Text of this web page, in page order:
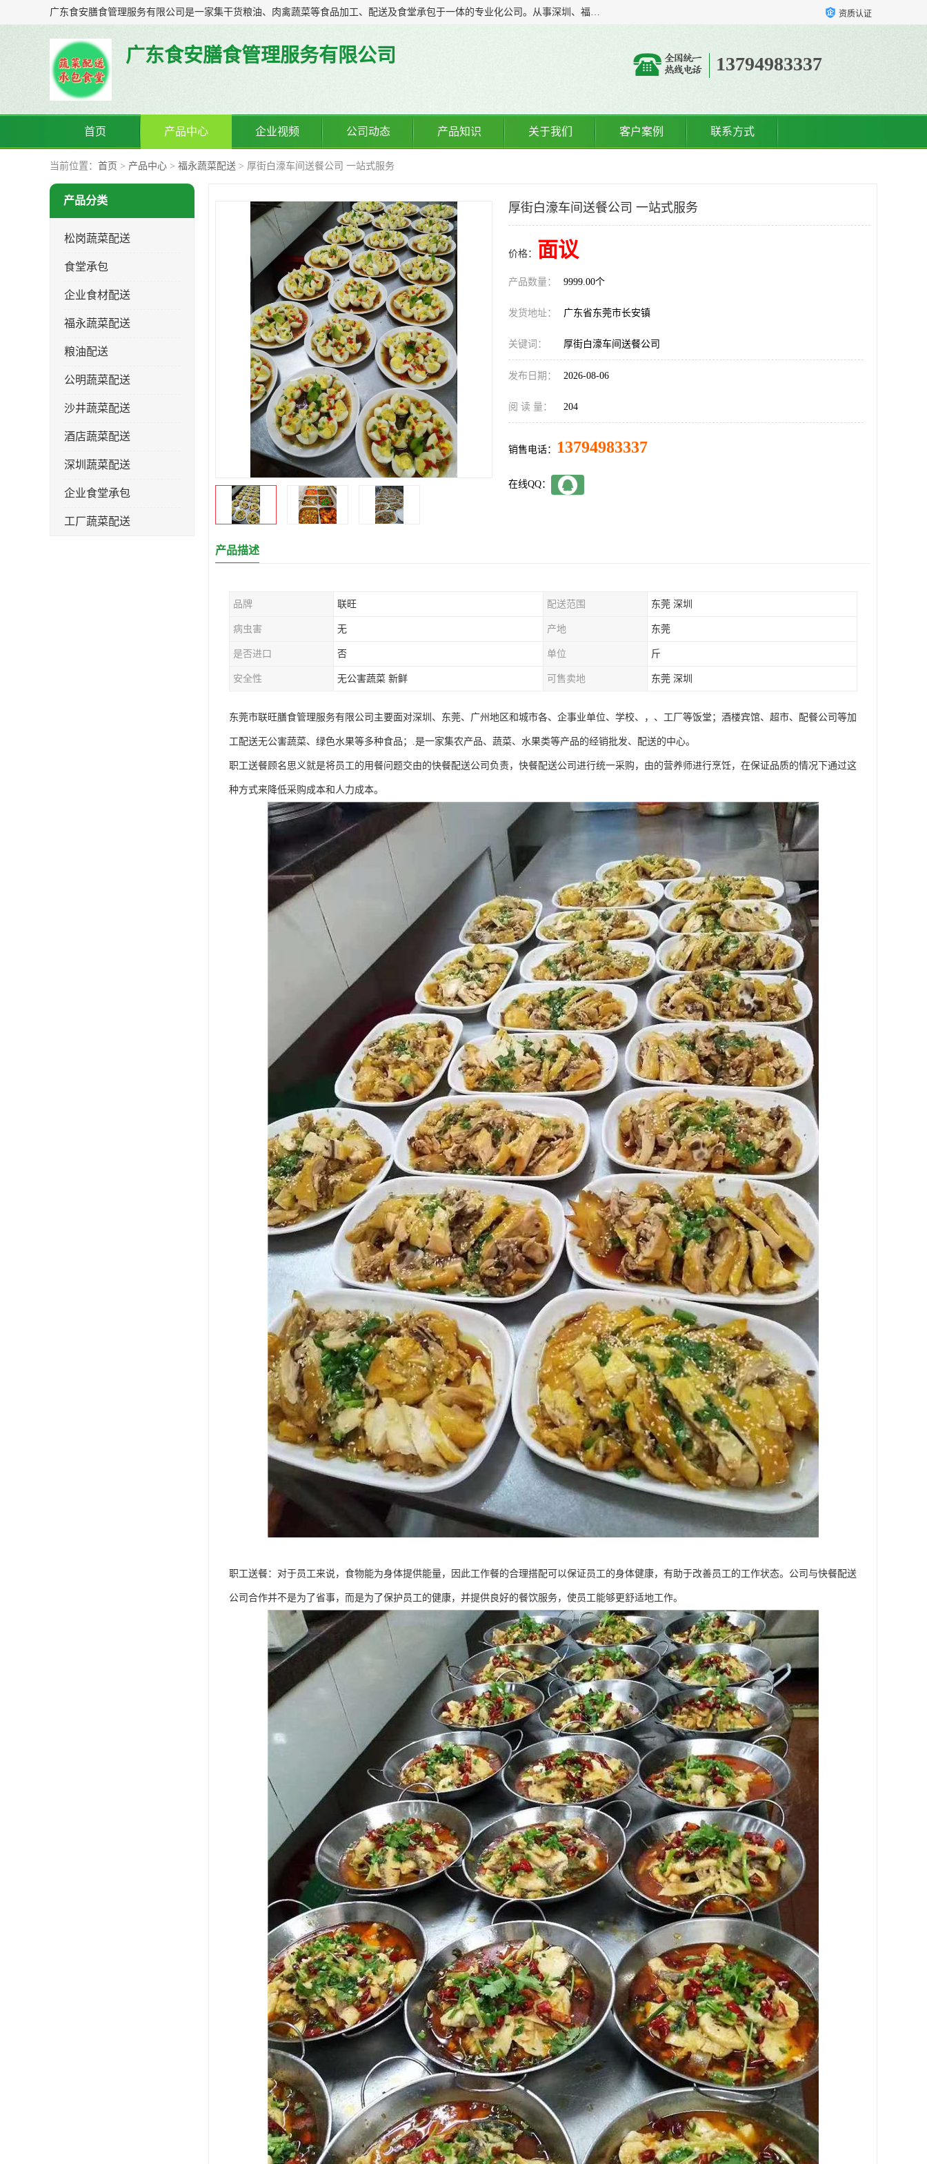
广东食安膳食管理服务有限公司是一家集干货粮油、肉禽蔬菜等食品加工、配送及食堂承包于一体的专业化公司。从事深圳、福永、公明、沙井、松岗等地区的蔬菜配送服务。 专业的服务队伍，以及完善的服务机制，经过多年的努力拼搏，赢得了广大客户的信赖和支持。 资质认证
广东食安膳食管理服务有限公司 13794983337
首页 产品中心 企业视频 公司动态 产品知识 关于我们 客户案例 联系方式
当前位置： 首页 > 产品中心 > 福永蔬菜配送 > 厚街白濠车间送餐公司 一站式服务
产品分类
松岗蔬菜配送
食堂承包
企业食材配送
福永蔬菜配送
粮油配送
公明蔬菜配送
沙井蔬菜配送
酒店蔬菜配送
深圳蔬菜配送
企业食堂承包
工厂蔬菜配送
厚街白濠车间送餐公司 一站式服务
价格： 面议
产品数量： 9999.00个
发货地址： 广东省东莞市长安镇
关键词： 厚街白濠车间送餐公司
发布日期： 2026-08-06
阅 读 量： 204
销售电话： 13794983337
在线QQ：
产品描述
品牌 联旺 配送范围 东莞 深圳
病虫害 无 产地 东莞
是否进口 否 单位 斤
安全性 无公害蔬菜 新鲜 可售卖地 东莞 深圳
东莞市联旺膳食管理服务有限公司主要面对深圳、东莞、广州地区和城市各、企事业单位、学校、，、工厂等饭堂；酒楼宾馆、超市、配餐公司等加
工配送无公害蔬菜、绿色水果等多种食品；.是一家集农产品、蔬菜、水果类等产品的经销批发、配送的中心。
职工送餐顾名思义就是将员工的用餐问题交由的快餐配送公司负责，快餐配送公司进行统一采购，由的营养师进行烹饪，在保证品质的情况下通过这
种方式来降低采购成本和人力成本。
职工送餐：对于员工来说，食物能为身体提供能量，因此工作餐的合理搭配可以保证员工的身体健康，有助于改善员工的工作状态。公司与快餐配送
公司合作并不是为了省事，而是为了保护员工的健康，并提供良好的餐饮服务，使员工能够更舒适地工作。